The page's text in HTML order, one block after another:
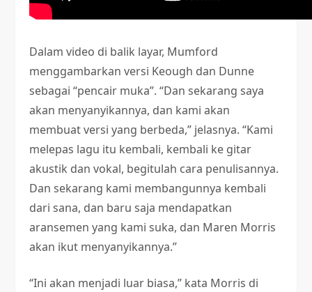
Dalam video di balik layar, Mumford
menggambarkan versi Keough dan Dunne
sebagai “pencair muka”. “Dan sekarang saya
akan menyanyikannya, dan kami akan
membuat versi yang berbeda,” jelasnya. “Kami
melepas lagu itu kembali, kembali ke gitar
akustik dan vokal, begitulah cara penulisannya.
Dan sekarang kami membangunnya kembali
dari sana, dan baru saja mendapatkan
aransemen yang kami suka, dan Maren Morris
akan ikut menyanyikannya.”
“Ini akan menjadi luar biasa,” kata Morris di